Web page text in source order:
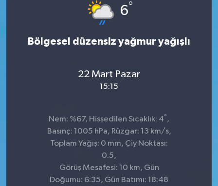
6°
Bölgesel düzensiz yağmur yağışlı
22 Mart Pazar
15:15
Nem: %67, Hissedilen Sıcaklık: 4° ,
Basınç: 1005 hPa, Rüzgar: 13 km/s,
Toplam Yağış: 0 mm, Çiy Noktası:
0.5,
Görüş Mesafesi: 10 km, Gün
Doğumu: 6:35, Gün Batımı: 18:48